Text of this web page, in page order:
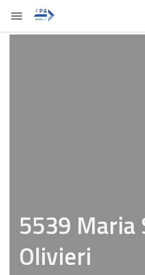
5539 Maria
Olivieri